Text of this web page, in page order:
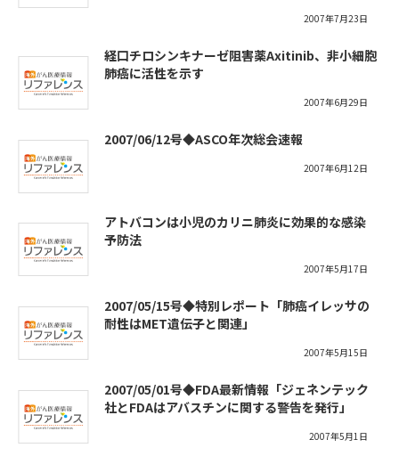
2007年7月23日
経口チロシンキナーゼ阻害薬Axitinib、非小細胞
肺癌に活性を示す
2007年6月29日
2007/06/12号◆ASCO年次総会速報
2007年6月12日
アトバコンは小児のカリニ肺炎に効果的な感染
予防法
2007年5月17日
2007/05/15号◆特別レポート「肺癌イレッサの
耐性はMET遺伝子と関連」
2007年5月15日
2007/05/01号◆FDA最新情報「ジェネンテック
社とFDAはアバスチンに関する警告を発行」
2007年5月1日